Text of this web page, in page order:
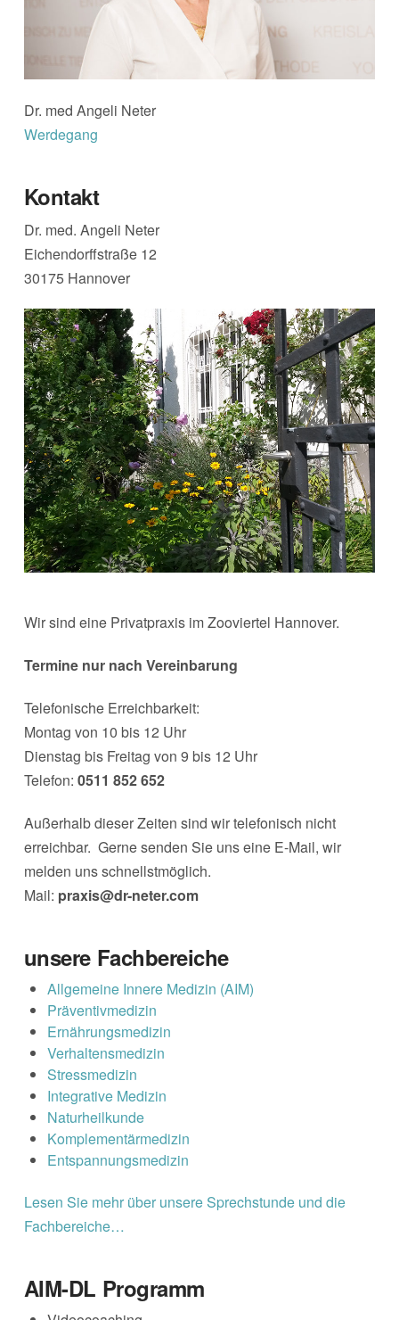
Dr. med Angeli Neter
Werdegang
Kontakt
Dr. med. Angeli Neter
Eichendorffstraße 12
30175 Hannover
Wir sind eine Privatpraxis im Zooviertel Hannover.
Termine nur nach Vereinbarung
Telefonische Erreichbarkeit:
Montag von 10 bis 12 Uhr
Dienstag bis Freitag von 9 bis 12 Uhr
Telefon: 0511 852 652
Außerhalb dieser Zeiten sind wir telefonisch nicht
erreichbar. Gerne senden Sie uns eine E-Mail, wir
melden uns schnellstmöglich.
Mail: praxis@dr-neter.com
unsere Fachbereiche
Allgemeine Innere Medizin (AIM)
Präventivmedizin
Ernährungsmedizin
Verhaltensmedizin
Stressmedizin
Integrative Medizin
Naturheilkunde
Komplementärmedizin
Entspannungsmedizin
Lesen Sie mehr über unsere Sprechstunde und die
Fachbereiche…
AIM-DL Programm